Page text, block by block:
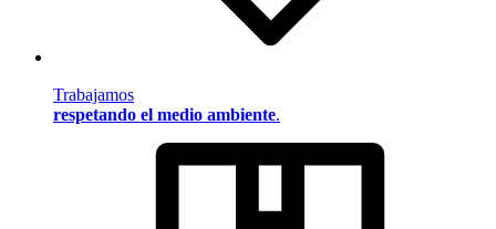
Trabajamos
respetando el medio ambiente.